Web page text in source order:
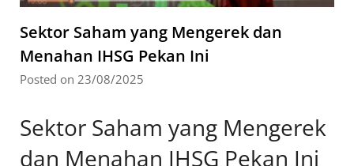
Sektor Saham yang Mengerek dan
Menahan IHSG Pekan Ini
Posted on 23/08/2025
Sektor Saham yang Mengerek
dan Menahan IHSG Pekan Ini